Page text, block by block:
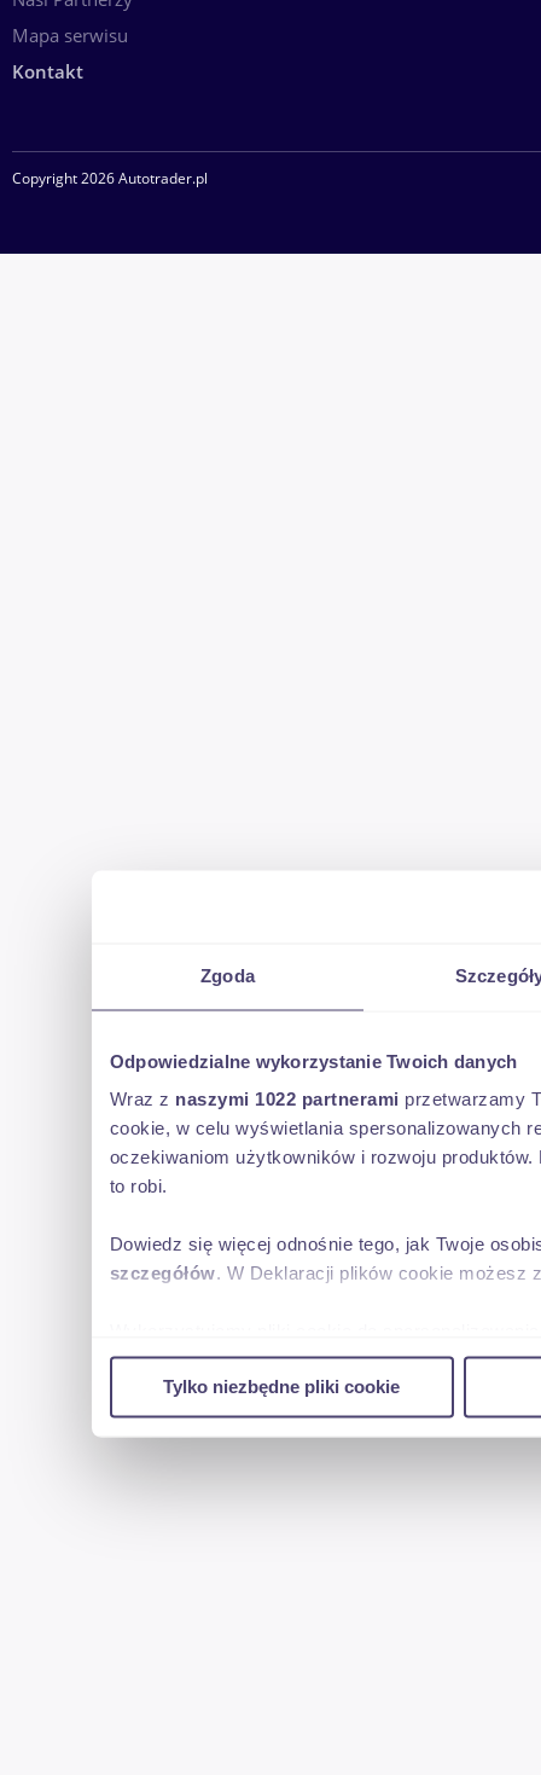
Zgoda
Odpowiedzialne wykorzystanie Twoich danych
Wraz z naszymi 1022 partnerami przetwarzamy
cookie, w celu wyświetlania spersonalizowanych
oczekiwaniom użytkowników i rozwoju
to robi.
Dowiedz się więcej odnośnie tego, jak Twoje
szczegółów. W Deklaracji plików cookie możesz
w naszej witrynie. Informacje o tym, jak
reklamowym i analitycznym. Partnerzy mogą
uzyskanymi podczas korzystania z ich usług.
Tylko niezbędne pliki cookie
*fabr hak holowniczy(odpinany)
-skrzynia 6 manual
silnika,ks.serwisowa,rachunki za wymiany itp.),KTÓRE
KOMUNiKATORA /WhatsApp/
obecnie mamy 3 place-auta znajdują się losowo na którymś z
Mapa serwisu
Kontakt
Copyright 2026 Autotrader.pl